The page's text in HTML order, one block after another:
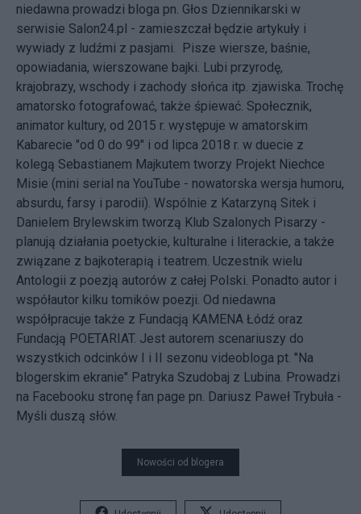
niedawna prowadzi bloga pn. Głos Dziennikarski w
serwisie Salon24.pl - zamieszczał będzie artykuły i
wywiady z ludźmi z pasjami. Pisze wiersze, baśnie,
opowiadania, wierszowane bajki. Lubi przyrodę,
krajobrazy, wschody i zachody słońca itp. zjawiska. Trochę
amatorsko fotografować, także śpiewać. Społecznik,
animator kultury, od 2015 r. występuje w amatorskim
Kabarecie "od 0 do 99" i od lipca 2018 r. w duecie z
kolegą Sebastianem Majkutem tworzy Projekt Niechce
Misie (mini serial na YouTube - nowatorska wersja humoru,
absurdu, farsy i parodii). Wspólnie z Katarzyną Sitek i
Danielem Brylewskim tworzą Klub Szalonych Pisarzy -
planują działania poetyckie, kulturalne i literackie, a także
związane z bajkoterapią i teatrem. Uczestnik wielu
Antologii z poezją autorów z całej Polski. Ponadto autor i
współautor kilku tomików poezji. Od niedawna
współpracuje także z Fundacją KAMENA Łódź oraz
Fundacją POETARIAT. Jest autorem scenariuszy do
wszystkich odcinków I i II sezonu videobloga pt. "Na
blogerskim ekranie" Patryka Szudobaj z Lubina. Prowadzi
na Facebooku stronę fan page pn. Dariusz Paweł Trybuła -
Myśli duszą słów.
Nowości od blogera